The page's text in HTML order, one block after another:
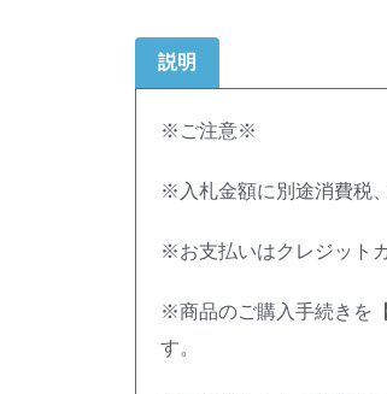
説明
※ご注意※
※入札金額に別途消費税
※お支払いはクレジット
※商品のご購入手続きを
す。